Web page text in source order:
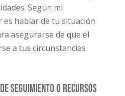
Según mi
es hablar de tu situación
asegurarse de que el
a tus circunstancias
seguimiento o recursos